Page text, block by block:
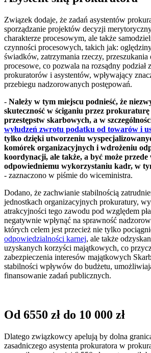
Związek dodaje, że zadań asystentów
sporządzanie projektów decyzji
charakterze procesowym, ale także
czynności procesowych, takich jak:
świadków, zatrzymania rzeczy, przeszukania
procesowe, co pozwala na rozsądny podział
prokuratorów i asystentów, wpływający
przebiegu nadzorowanych postępowań.
- Należy w tym miejscu podnieść, że
skuteczność w ściganiu przez
przestępstw skarbowych, a w
wyłudzeń zwrotu podatku od towarów i
tylko dzięki utworzeniu
komórek organizacyjnych i wdrożeniu
koordynacji, ale także, a być może
odpowiedniemu wykorzystaniu kadr, w
- zaznaczono w piśmie do wiceministra.
Dodano, że zachwianie stabilnością
jednostkach organizacyjnych prokuratury,
atrakcyjności tego zawodu pod względem
negatywnie wpłynąć na sprawność
których celem jest przecież nie tylko
odpowiedzialności karnej, ale także
uzyskanych korzyści majątkowych, co
zabezpieczenia interesów majątkowych
stabilności wpływów do budżetu,
finansowanie zadań publicznych.
Od 6550 zł do 10 000 zł
Dlatego związkowcy apelują by dolna
zasadniczego asystenta prokuratora w